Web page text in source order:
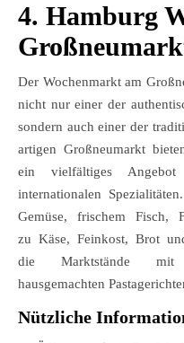
4. Hamburg
Der Wochenmarkt am
nicht nur einer der
sondern auch einer der
artigen Großneumarkt
ein vielfältiges
internationalen
Gemüse, frischem Fisch,
zu Käse, Feinkost, Brot
die Marktstände mit
hausgemachten
Nützliche